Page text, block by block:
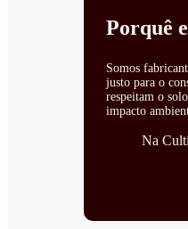
Porquê
Somos
justo para o
respeitam o
impacto
Na